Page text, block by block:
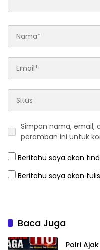
Simpan nama, email,
peramban ini untuk
Beritahu saya akan
Beritahu saya akan
Baca Juga
Polri